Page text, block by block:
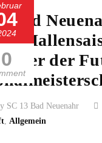
0
Bad
der
SC 13 Bad Neuenahr
, Allgemein